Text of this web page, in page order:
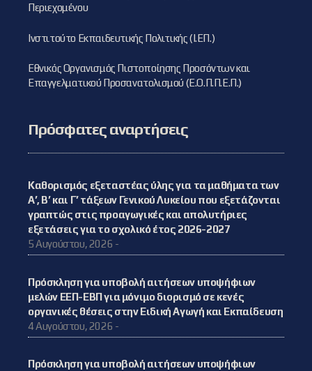
Περιεχομένου
Ινστιτούτο Εκπαιδευτικής Πολιτικής (Ι.ΕΠ.)
Εθνικός Οργανισμός Πιστοποίησης Προσόντων και
Επαγγελματικού Προσανατολισμού (Ε.Ο.Π.Π.Ε.Π.)
Πρόσφατες αναρτήσεις
Καθορισμός εξεταστέας ύλης για τα μαθήματα των
Α’, Β’ και Γ’ τάξεων Γενικού Λυκείου που εξετάζονται
γραπτώς στις προαγωγικές και απολυτήριες
εξετάσεις για το σχολικό έτος 2026-2027
5 Αυγούστου, 2026 -
Πρόσκληση για υποβολή αιτήσεων υποψήφιων
μελών ΕΕΠ-ΕΒΠ για μόνιμο διορισμό σε κενές
οργανικές θέσεις στην Ειδική Αγωγή και Εκπαίδευση
4 Αυγούστου, 2026 -
Πρόσκληση για υποβολή αιτήσεων υποψήφιων